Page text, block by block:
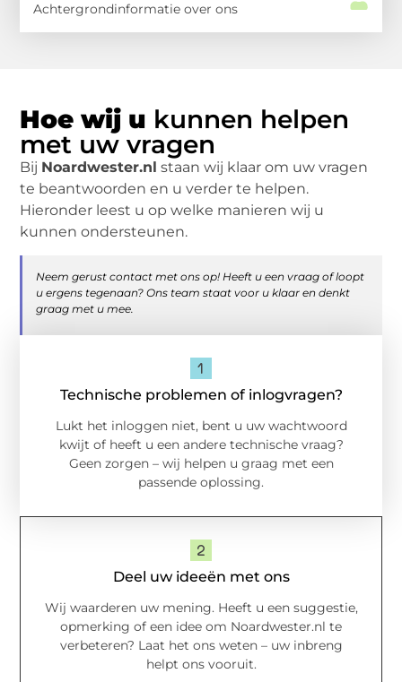
Achtergrondinformatie over ons
Hoe wij u kunnen helpen
met uw vragen
Bij Noardwester.nl staan wij klaar om uw vragen
te beantwoorden en u verder te helpen.
Hieronder leest u op welke manieren wij u
kunnen ondersteunen.
Neem gerust contact met ons op! Heeft u een vraag of loopt
u ergens tegenaan? Ons team staat voor u klaar en denkt
graag met u mee.
Technische problemen of inlogvragen?
Lukt het inloggen niet, bent u uw wachtwoord
kwijt of heeft u een andere technische vraag?
Geen zorgen – wij helpen u graag met een
passende oplossing.
Deel uw ideeën met ons
Wij waarderen uw mening. Heeft u een suggestie,
opmerking of een idee om Noardwester.nl te
verbeteren? Laat het ons weten – uw inbreng
helpt ons vooruit.